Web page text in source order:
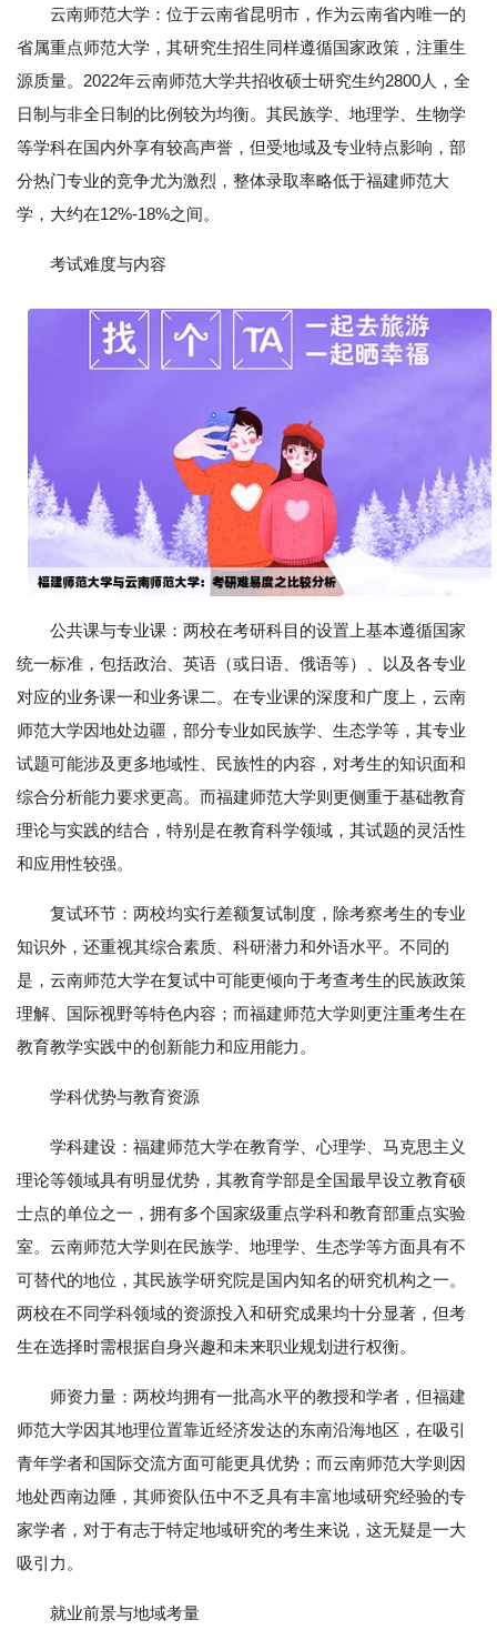
云南师范大学：位于云南省昆明市，作为云南省内唯一的
省属重点师范大学，其研究生招生同样遵循国家政策，注重生
源质量。2022年云南师范大学共招收硕士研究生约2800人，全
日制与非全日制的比例较为均衡。其民族学、地理学、生物学
等学科在国内外享有较高声誉，但受地域及专业特点影响，部
分热门专业的竞争尤为激烈，整体录取率略低于福建师范大
学，大约在12%-18%之间。
考试难度与内容
公共课与专业课：两校在考研科目的设置上基本遵循国家
统一标准，包括政治、英语（或日语、俄语等）、以及各专业
对应的业务课一和业务课二。在专业课的深度和广度上，云南
师范大学因地处边疆，部分专业如民族学、生态学等，其专业
试题可能涉及更多地域性、民族性的内容，对考生的知识面和
综合分析能力要求更高。而福建师范大学则更侧重于基础教育
理论与实践的结合，特别是在教育科学领域，其试题的灵活性
和应用性较强。
复试环节：两校均实行差额复试制度，除考察考生的专业
知识外，还重视其综合素质、科研潜力和外语水平。不同的
是，云南师范大学在复试中可能更倾向于考查考生的民族政策
理解、国际视野等特色内容；而福建师范大学则更注重考生在
教育教学实践中的创新能力和应用能力。
学科优势与教育资源
学科建设：福建师范大学在教育学、心理学、马克思主义
理论等领域具有明显优势，其教育学部是全国最早设立教育硕
士点的单位之一，拥有多个国家级重点学科和教育部重点实验
室。云南师范大学则在民族学、地理学、生态学等方面具有不
可替代的地位，其民族学研究院是国内知名的研究机构之一。
两校在不同学科领域的资源投入和研究成果均十分显著，但考
生在选择时需根据自身兴趣和未来职业规划进行权衡。
师资力量：两校均拥有一批高水平的教授和学者，但福建
师范大学因其地理位置靠近经济发达的东南沿海地区，在吸引
青年学者和国际交流方面可能更具优势；而云南师范大学则因
地处西南边陲，其师资队伍中不乏具有丰富地域研究经验的专
家学者，对于有志于特定地域研究的考生来说，这无疑是一大
吸引力。
就业前景与地域考量